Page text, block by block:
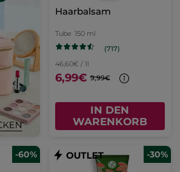
Haarbalsam
Tube 150 ml
(717)
46,60€ / 1l
6,99€ 9,99€
IN DEN
WARENKORB
-60% -30%